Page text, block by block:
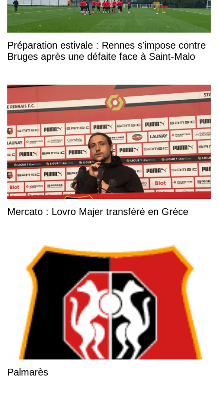
Préparation estivale : Rennes s’impose contre
Bruges après une défaite face à Saint-Malo
Mercato : Lovro Majer transféré en Grèce
Palmarès